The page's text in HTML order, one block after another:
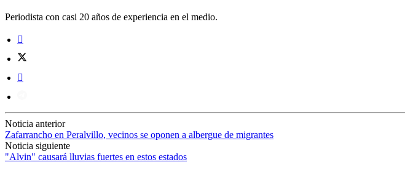
Periodista con casi 20 años de experiencia en el medio.
Noticia anterior
Zafarrancho en Peralvillo, vecinos se oponen a albergue de migrantes
Noticia siguiente
"Alvin" causará lluvias fuertes en estos estados